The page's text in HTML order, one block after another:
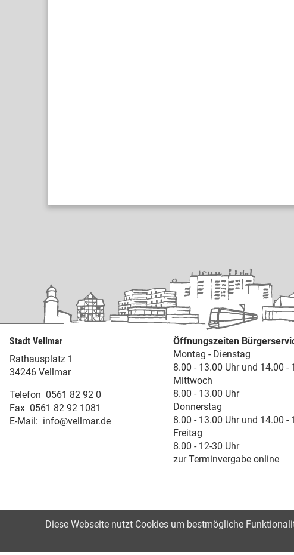
Stadt Vellmar
Rathausplatz 1
34246 Vellmar
Telefon 0561 82 92 0
Fax 0561 82 92 1081
E-Mail: info@vellmar.de
Öffnungszeiten
Montag - Dienstag
8.00 - 13.00 Uhr und 14.00 -
Mittwoch
8.00 - 13.00 Uhr
Donnerstag
8.00 - 13.00 Uhr und 14.00 -
Freitag
8.00 - 12-30 Uhr
zur Terminvergabe online
Diese Webseite nutzt Cookies um bestmögliche